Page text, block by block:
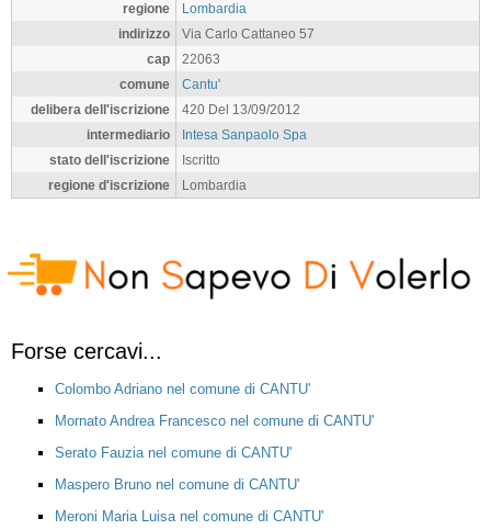
regione
Lombardia
indirizzo
Via Carlo Cattaneo 57
cap
22063
comune
Cantu'
delibera dell'iscrizione
420 Del 13/09/2012
intermediario
Intesa Sanpaolo Spa
stato dell'iscrizione
Iscritto
regione d'iscrizione
Lombardia
Forse cercavi...
Colombo Adriano nel comune di CANTU'
Mornato Andrea Francesco nel comune di CANTU'
Serato Fauzia nel comune di CANTU'
Maspero Bruno nel comune di CANTU'
Meroni Maria Luisa nel comune di CANTU'